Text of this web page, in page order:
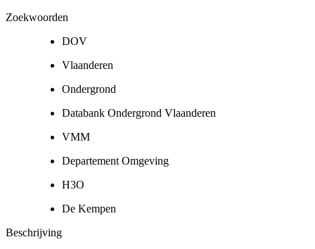
Zoekwoorden
DOV
Vlaanderen
Ondergrond
Databank Ondergrond Vlaanderen
VMM
Departement Omgeving
H3O
De Kempen
Beschrijving